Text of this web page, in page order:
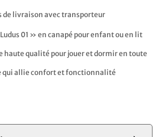
de livraison avec transporteur
01 » en canapé pour enfant ou en lit
haute qualité pour jouer et dormir en toute
qui allie confort et fonctionnalité